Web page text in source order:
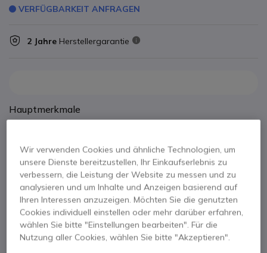
VERFÜGBARKEIT ANFRAGEN
2 Jahre Herstellergarantie
Hauptmerkmale
4K-Videoqualitätfür klare und detailreiche Meetings
Integrierte Mikrofonemit Raumabdeckung für natürliche
Sprachaufnahme
Plug & Play über USBfür einfache Installation
Automatische Sprechererkennungfür dynamische
Bildanpassung
Kompaktes Designideal für kleine und mittlere
Konferenzräume
Mehr anzeigen
Im Paket
RXVCam360 Kameraeinheit
USB-Kabel
Wir verwenden Cookies und ähnliche Technologien, um
unsere Dienste bereitzustellen, Ihr Einkaufserlebnis zu
verbessern, die Leistung der Website zu messen und zu
analysieren und um Inhalte und Anzeigen basierend auf
Ihren Interessen anzuzeigen. Möchten Sie die genutzten
Cookies individuell einstellen oder mehr darüber erfahren,
wählen Sie bitte "Einstellungen bearbeiten". Für die
Nutzung aller Cookies, wählen Sie bitte "Akzeptieren".